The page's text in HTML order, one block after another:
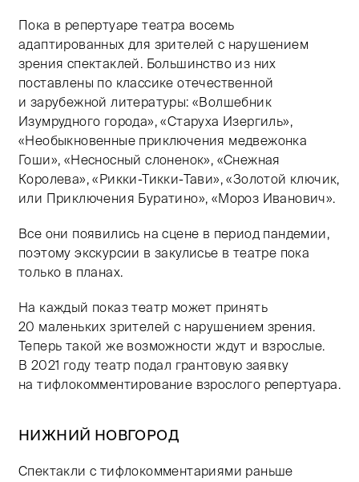
Пока в репертуаре театра восемь
адаптированных для зрителей с нарушением
зрения спектаклей. Большинство из них
поставлены по классике отечественной
и зарубежной литературы: «Волшебник
Изумрудного города», «Старуха Изергиль»,
«Необыкновенные приключения медвежонка
Гоши», «Несносный слоненок», «Снежная
Королева», «Рикки-Тикки-Тави», «Золотой ключик,
или Приключения Буратино», «Мороз Иванович».
Все они появились на сцене в период пандемии,
поэтому экскурсии в закулисье в театре пока
только в планах.
На каждый показ театр может принять
20 маленьких зрителей с нарушением зрения.
Теперь такой же возможности ждут и взрослые.
В 2021 году театр подал грантовую заявку
на тифлокомментирование взрослого репертуара.
НИЖНИЙ НОВГОРОД
Спектакли с тифлокомментариями раньше